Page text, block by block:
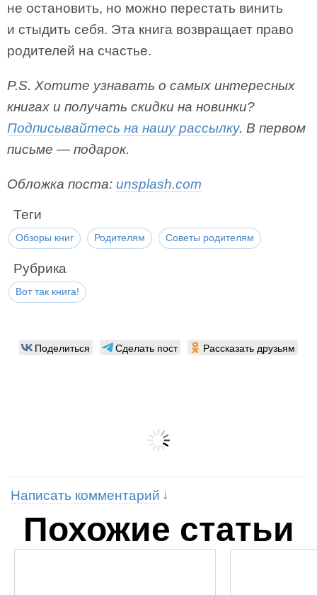
не остановить, но можно перестать винить
и стыдить себя. Эта книга возвращает право
родителей на счастье.
P.S. Хотите узнавать о самых интересных
книгах и получать скидки на новинки?
Подписывайтесь на нашу рассылку. В первом
письме — подарок.
Обложка поста: unsplash.com
Теги
Обзоры книг Родителям Советы родителям
Рубрика
Вот так книга!
Поделиться Сделать пост Рассказать друзьям
Написать комментарий
Похожие статьи